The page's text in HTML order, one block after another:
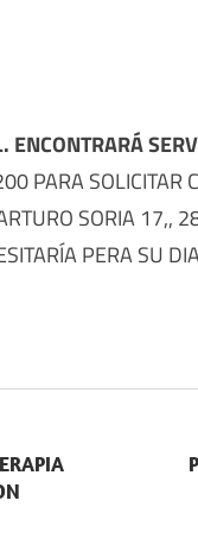
PARA SOLICITAR
SORIA 17,,
PERA SU